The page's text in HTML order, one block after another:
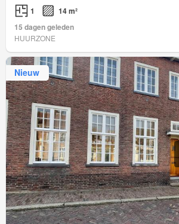
1
14 m²
15 dagen geleden
HUURZONE
Nieuw